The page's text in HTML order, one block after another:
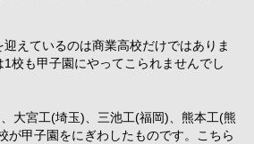
えているのは商業高校だけではありま
校も甲子園にやってこられませんでし
大宮工(埼玉)、三池工(福岡)、熊本工(熊
が甲子園をにぎわしたものです。こちら